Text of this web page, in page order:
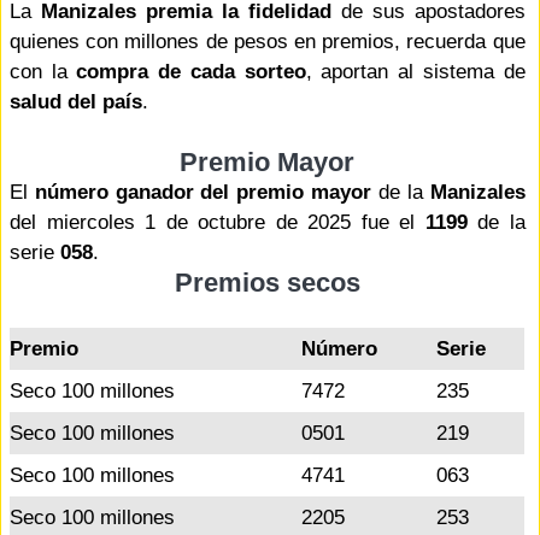
La Manizales premia la fidelidadde sus apostadores
quienes con millones de pesos en premios, recuerda que
con lacompra de cada sorteo, aportan al sistema de
salud del país.
Premio Mayor
El número ganador del premio mayor de la Manizales
del miercoles 1 de octubre de 2025 fue el 1199de la
serie 058.
Premios secos
Premio Número
Serie
Seco 100 millones
7472
235
Seco 100 millones
0501
219
Seco 100 millones
4741
063
Seco 100 millones
2205
253